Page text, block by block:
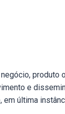
produto
e
última